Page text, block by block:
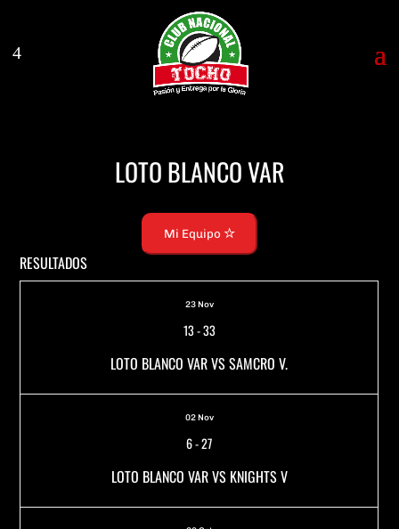
LOTO BLANCO VAR
Mi Equipo
RESULTADOS
23 Nov
13-33
LOTO BLANCO VAR VS SAMCRO V.
02 Nov
6-27
LOTO BLANCO VAR VS KNIGHTS V